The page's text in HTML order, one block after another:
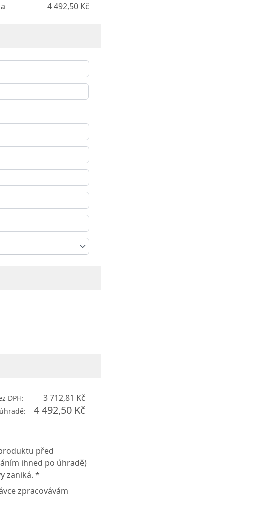
4 492,50 Kč
DPH: 3 712,81 Kč
4 492,50 Kč
před
ihned po úhradě)
zaniká. *
zpracovávám